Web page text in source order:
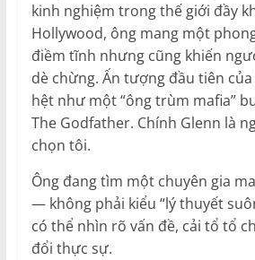
kinh nghiệm trong thế giới đầy
Hollywood, ông mang một
điềm tĩnh nhưng cũng khiến
dè chừng. Ấn tượng đầu tiên
hệt như một “ông trùm mafia”
The Godfather. Chính Glenn là
chọn tôi.
Ông đang tìm một chuyên gia
— không phải kiểu “lý thuyết
có thể nhìn rõ vấn đề, cải tổ tổ
đổi thực sự.